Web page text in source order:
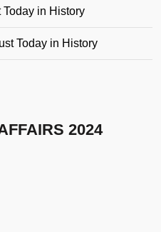
Today in History
Today in History
2024